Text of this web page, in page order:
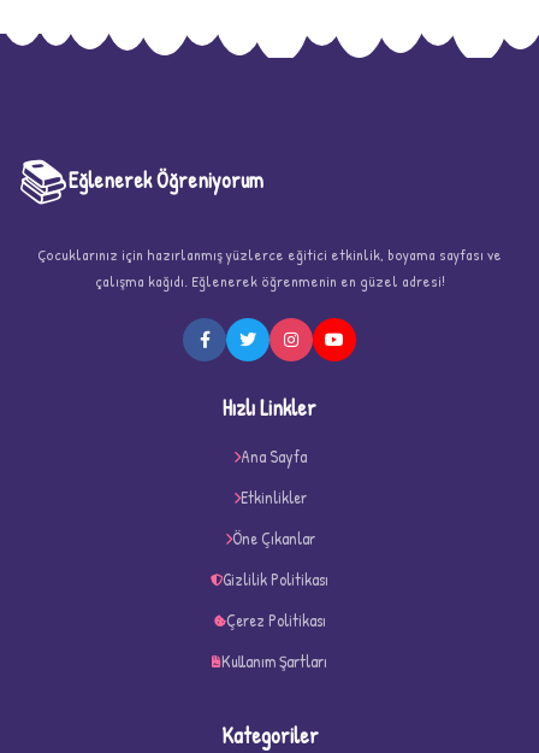
★
📚Eğlenerek Öğreniyorum
Çocuklarınız için hazırlanmış yüzlerce eğitici etkinlik, boyama sayfası ve
çalışma kağıdı. Eğlenerek öğrenmenin en güzel adresi!
Hızlı Linkler
Ana Sayfa
Etkinlikler
Öne Çıkanlar
Gizlilik Politikası
Çerez Politikası
Kullanım Şartları
Kategoriler